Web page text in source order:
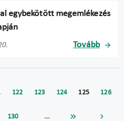
egybekötött megemlékezés
Tovább
122 123 124 125 126
130 …